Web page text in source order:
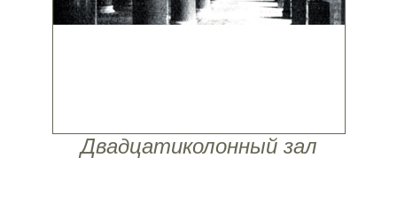
Двадцатиколонный зал